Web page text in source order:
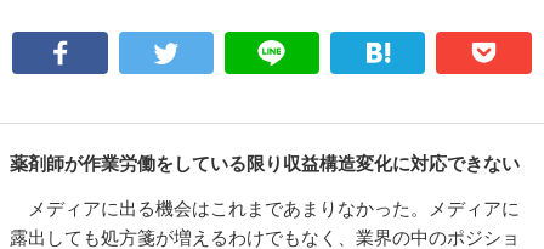
薬剤師が作業労働をしている限り収益構造変化に対応できない
メディアに出る機会はこれまであまりなかった。メディアに
露出しても処方箋が増えるわけでもなく、業界の中のポジショ